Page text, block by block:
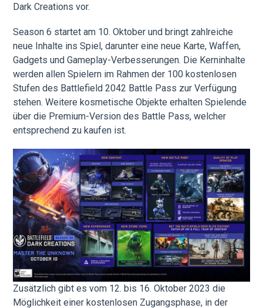
Dark Creations vor.
Season 6 startet am 10. Oktober und bringt zahlreiche
neue Inhalte ins Spiel, darunter eine neue Karte, Waffen,
Gadgets und Gameplay-Verbesserungen. Die Kerninhalte
werden allen Spielern im Rahmen der 100 kostenlosen
Stufen des Battlefield 2042 Battle Pass zur Verfügung
stehen. Weitere kosmetische Objekte erhalten Spielende
über die Premium-Version des Battle Pass, welcher
entsprechend zu kaufen ist.
Zusätzlich gibt es vom 12. bis 16. Oktober 2023 die
Möglichkeit einer kostenlosen Zugangsphase, in der